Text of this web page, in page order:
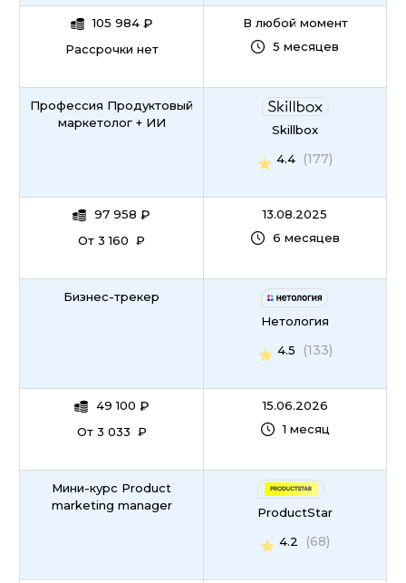
105 984₽
Рассрочки нет
В любой момент
5 месяцев
Профессия Продуктовый
маркетолог + ИИ
97 958 ₽
От 3 160 ₽
Skillbox
4.4
(177)
13.08.2025
6 месяцев
Бизнес-трекер
49 100 ₽
От 3 033 ₽
Нетология
4.5
(133)
15.06.2026
1 месяц
Мини-курс Product
marketing manager
ProductStar
4.2
(68)